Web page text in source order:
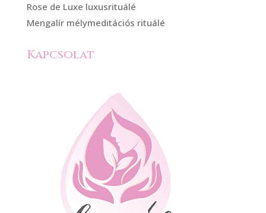
Rose de Luxe luxusrituálé
Mengalír mélymeditációs rituálé
Kapcsolat